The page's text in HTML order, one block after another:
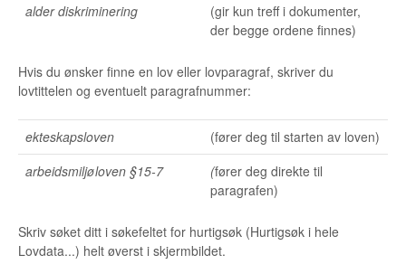
alder diskriminering
(gir kun treff i dokumenter,
der begge ordene finnes)
Hvis du ønsker finne en lov eller lovparagraf, skriver du
lovtittelen og eventuelt paragrafnummer:
ekteskapsloven
(fører deg til starten av loven)
arbeidsmiljøloven §15-7
(fører deg direkte til
paragrafen)
Skriv søket ditt i søkefeltet for hurtigsøk (Hurtigsøk i hele
Lovdata...) helt øverst i skjermbildet.